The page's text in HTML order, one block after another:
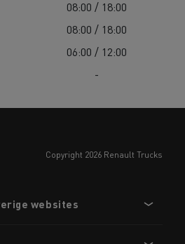
08:00 / 18:00
08:00 / 18:00
06:00 / 12:00
-
copyright 2026 Renault Trucks
websites